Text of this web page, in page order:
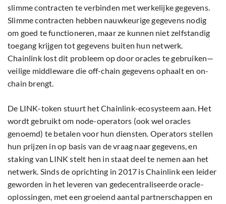
slimme contracten te verbinden met werkelijke gegevens.
Slimme contracten hebben nauwkeurige gegevens nodig
om goed te functioneren, maar ze kunnen niet zelfstandig
toegang krijgen tot gegevens buiten hun netwerk.
Chainlink lost dit probleem op door oracles te gebruiken—
veilige middleware die off-chain gegevens ophaalt en on-
chain brengt.
De LINK-token stuurt het Chainlink-ecosysteem aan. Het
wordt gebruikt om node-operators (ook wel oracles
genoemd) te betalen voor hun diensten. Operators stellen
hun prijzen in op basis van de vraag naar gegevens, en
staking van LINK stelt hen in staat deel te nemen aan het
netwerk. Sinds de oprichting in 2017 is Chainlink een leider
geworden in het leveren van gedecentraliseerde oracle-
oplossingen, met een groeiend aantal partnerschappen en